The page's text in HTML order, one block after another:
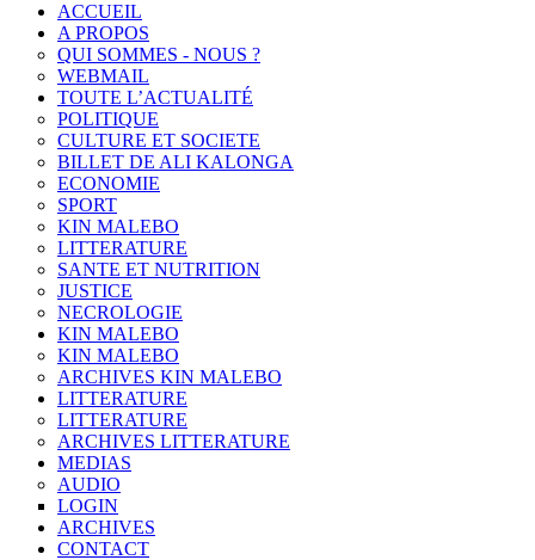
ACCUEIL
A PROPOS
QUI SOMMES - NOUS ?
WEBMAIL
TOUTE L’ACTUALITÉ
POLITIQUE
CULTURE ET SOCIETE
BILLET DE ALI KALONGA
ECONOMIE
SPORT
KIN MALEBO
LITTERATURE
SANTE ET NUTRITION
JUSTICE
NECROLOGIE
KIN MALEBO
KIN MALEBO
ARCHIVES KIN MALEBO
LITTERATURE
LITTERATURE
ARCHIVES LITTERATURE
MEDIAS
AUDIO
LOGIN
ARCHIVES
CONTACT